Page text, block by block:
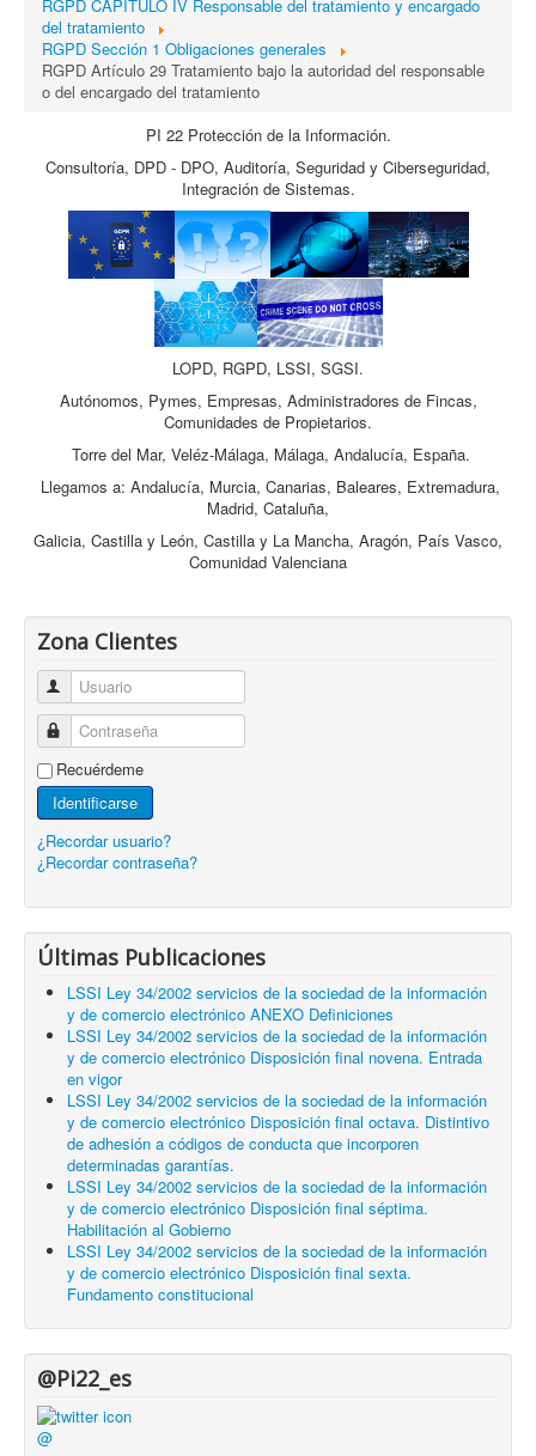
RGPD CAPÍTULO IV Responsable del tratamiento y encargado
del tratamiento
RGPD Sección 1 Obligaciones generales
RGPD Artículo 29 Tratamiento bajo la autoridad del responsable
o del encargado del tratamiento
PI 22 Protección de la Información.
Consultoría, DPD - DPO, Auditoría, Seguridad y Ciberseguridad,
Integración de Sistemas.
LOPD, RGPD, LSSI, SGSI.
Autónomos, Pymes, Empresas, Administradores de Fincas,
Comunidades de Propietarios.
Torre del Mar, Veléz-Málaga, Málaga, Andalucía, España.
Llegamos a: Andalucía, Murcia, Canarias, Baleares, Extremadura,
Madrid, Cataluña,
Galicia, Castilla y León, Castilla y La Mancha, Aragón, País Vasco,
Comunidad Valenciana
Zona Clientes
Usuario
Contraseña
Recuérdeme
Identificarse
¿Recordar usuario?
¿Recordar contraseña?
Últimas Publicaciones
LSSI Ley 34/2002 servicios de la sociedad de la información
y de comercio electrónico ANEXO Definiciones
LSSI Ley 34/2002 servicios de la sociedad de la información
y de comercio electrónico Disposición final novena. Entrada
en vigor
LSSI Ley 34/2002 servicios de la sociedad de la información
y de comercio electrónico Disposición final octava. Distintivo
de adhesión a códigos de conducta que incorporen
determinadas garantías.
LSSI Ley 34/2002 servicios de la sociedad de la información
y de comercio electrónico Disposición final séptima.
Habilitación al Gobierno
LSSI Ley 34/2002 servicios de la sociedad de la información
y de comercio electrónico Disposición final sexta.
Fundamento constitucional
@Pi22_es
@